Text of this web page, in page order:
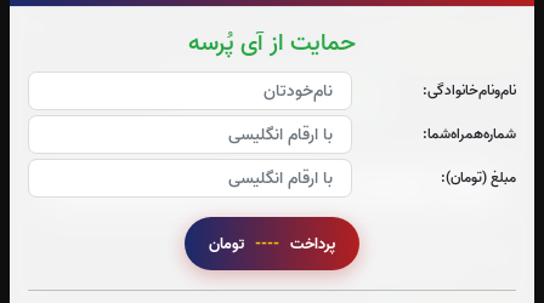
حمایت از آی پُرسه
نام‌و‌نام‌خانوادگی:
شماره‌همراه‌شما:
مبلغ (تومان):
پرداخت ----
قرائت سوره الشرح را تقبل میکنم
صوت سوره الشرح
متن سوره الشرح